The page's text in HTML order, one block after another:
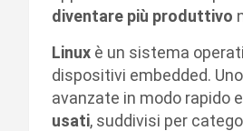
diventare più produttivo
Linux è un sistema
dispositivi embedded.
avanzate in modo rapido
usati, suddivisi per